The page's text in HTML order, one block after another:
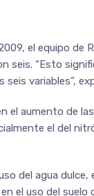
el equipo
seis. “Esto
variables”,
el aumento de
el del
del agua
el uso del